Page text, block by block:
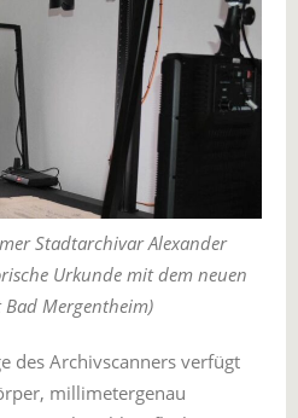
Stadtarchivar Alexander
Urkunde mit dem neuen
Bad Mergentheim)
des Archivscanners verfügt
millimetergenau